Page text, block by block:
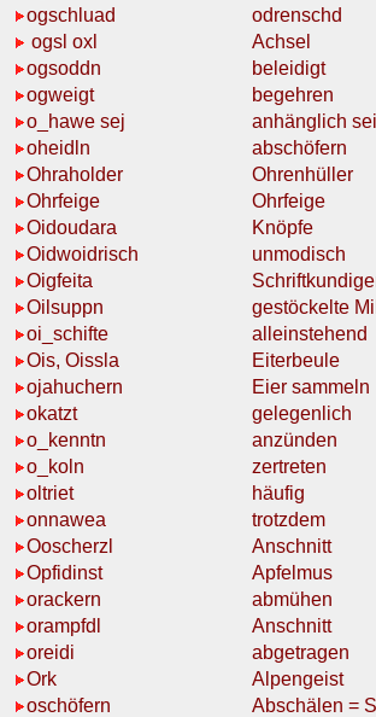
ogschluad
odrenschd
ogsl oxl
Achsel
ogsoddn
beleidigt
ogweigt
begehren
o_hawe sej
anhänglich
oheidln
abschöfern
Ohraholder
Ohrenhüller
Ohrfeige
Ohrfeige
Oidoudara
Knöpfe
Oidwoidrisch
unmodisch
Oigfeita
Oilsuppn
gestöckelte
oi_schifte
alleinstehend
Ois, Oissla
Eiterbeule
ojahuchern
Eier sammeln
okatzt
gelegenlich
o_kenntn
anzünden
o_koln
zertreten
oltriet
häufig
onnawea
trotzdem
Ooscherzl
Anschnitt
Opfidinst
Apfelmus
orackern
abmühen
orampfdl
Anschnitt
oreidi
abgetragen
Ork
Alpengeist
oschöfern
Abschälen =